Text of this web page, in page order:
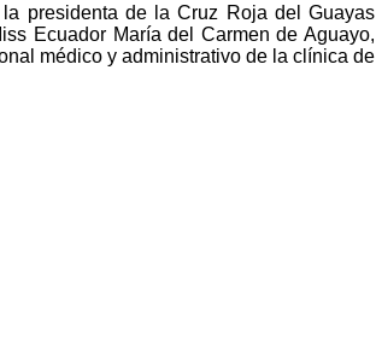
presidenta de la Cruz Roja del Guayas
Ecuador María del Carmen de Aguayo,
médico y administrativo de la clínica de